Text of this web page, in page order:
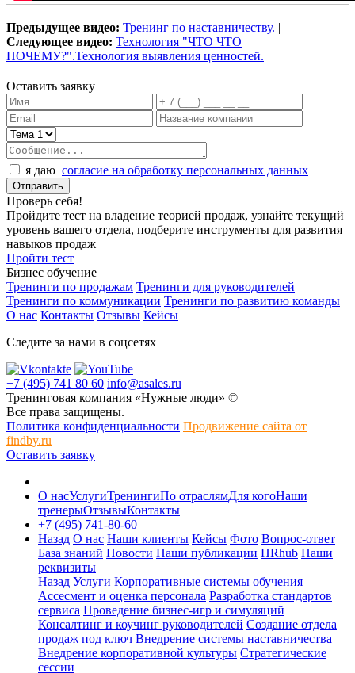
Предыдущее видео: Тренинг по наставничеству. |
Следующее видео: Технология "ЧТО ЧТО
ПОЧЕМУ?".Технология выявления ценностей.
Оставить заявку
я даю согласие на обработку персональных данных
Проверь себя!
Пройдите тест на владение теорией продаж, узнайте текущий
уровень вашего отдела, подберите инструменты для развития
навыков продаж
Пройти тест
Бизнес обучение
Тренинги по продажам Тренинги для руководителей
Тренинги по коммуникации Тренинги по развитию команды
О нас Контакты Отзывы Кейсы
Следите за нами в соцсетях
+7 (495) 741 80 60 info@asales.ru
Тренинговая компания «Нужные люди» ©
Все права защищены.
Политика конфиденциальности Продвижение сайта от
findby.ru
Оставить заявку
О насУслугиТренингиПо отраслямДля когоНаши
тренерыОтзывыКонтакты
+7 (495) 741-80-60
Назад О нас Наши клиенты Кейсы Фото Вопрос-ответ
База знаний Новости Наши публикации HRhub Наши
реквизиты
Назад Услуги Корпоративные системы обучения
Ассесмент и оценка персонала Разработка стандартов
сервиса Проведение бизнес-игр и симуляций
Консалтинг и коучинг руководителей Создание отдела
продаж под ключ Внедрение системы наставничества
Внедрение корпоративной культуры Стратегические
сессии